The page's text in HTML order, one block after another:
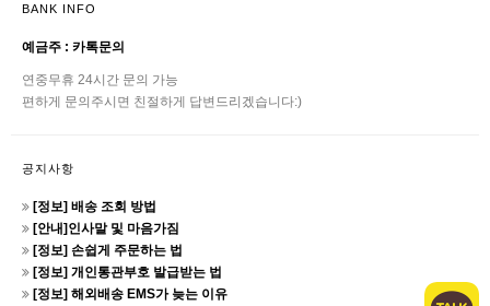
BANK INFO
예금주 : 카톡문의
연중무휴 24시간 문의 가능
편하게 문의주시면 친절하게 답변드리겠습니다:)
공지사항
[정보] 배송 조회 방법
[안내]인사말 및 마음가짐
[정보] 손쉽게 주문하는 법
[정보] 개인통관부호 발급받는 법
[정보] 해외배송 EMS가 늦는 이유